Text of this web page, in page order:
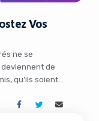
Vos
ne se
de
qu’ils soient
qui agite